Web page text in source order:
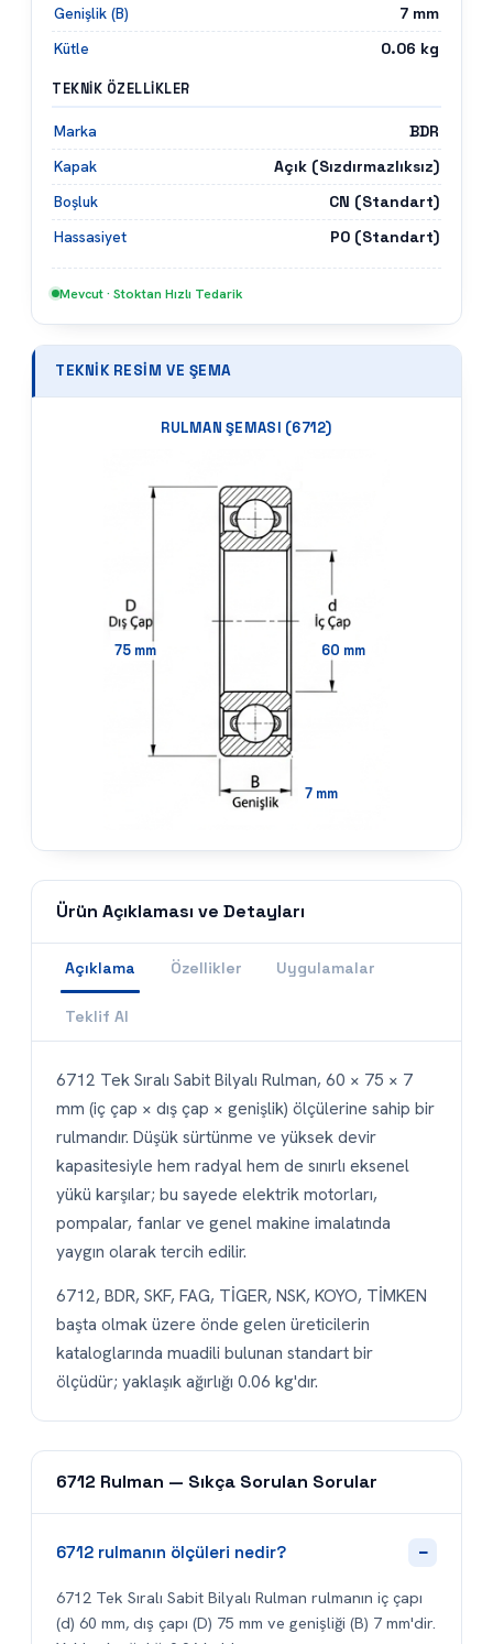
Genişlik (B)
7 mm
Kütle
0.06 kg
TEKNIK ÖZELLIKLER
Marka
BDR
Kapak
Açık (Sızdırmazlıksız)
Boşluk
CN (Standart)
Hassasiyet
P0 (Standart)
Mevcut · Stoktan Hızlı Tedarik
TEKNIK RESIM VE ŞEMA
RULMAN ŞEMASI (6712)
75mm 60 mm
7mm
Ürün Açıklaması ve Detayları
Açıklama Özellikler Uygulamalar
Teklif Al
6712 Tek Sıralı Sabit Bilyalı Rulman, 60 × 75 × 7
mm (iç çap × dış çap × genişlik) ölçülerine sahip bir
rulmandır. Düşük sürtünme ve yüksek devir
kapasitesiyle hem radyal hem de sınırlı eksenel
yükü karşılar; bu sayede elektrik motorları,
pompalar, fanlar ve genel makine imalatında
yaygın olarak tercih edilir.
6712, BDR, SKF, FAG, TİGER, NSK, KOYO, TİMKEN
başta olmak üzere önde gelen üreticilerin
kataloglarında muadili bulunan standart bir
ölçüdür; yaklaşık ağırlığı 0.06 kg'dır.
6712 Rulman — Sıkça Sorulan Sorular
6712 rulmanın ölçüleri nedir? −
6712 Tek Sıralı Sabit Bilyalı Rulman rulmanın iç çapı
(d) 60 mm, dış çapı (D) 75 mm ve genişliği (B) 7 mm'dir.